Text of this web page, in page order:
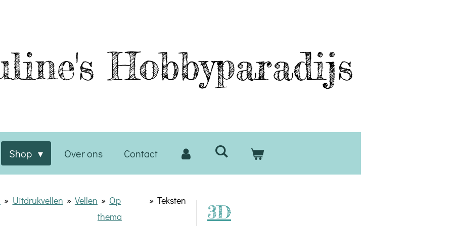
Hobbyparadijs
Shop Over ons Contact
» Uitdrukvellen » Vellen » Op
thema
» Teksten
3D